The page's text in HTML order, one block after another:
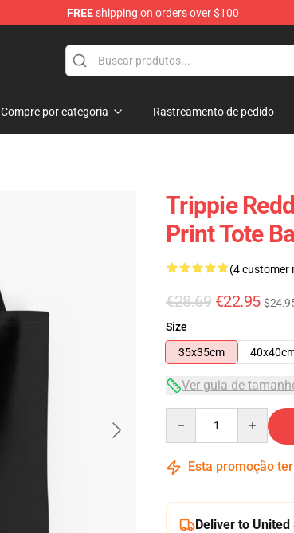
FREEshipping on orders over $100
Compre por categoria Rastreamento de pedido
Trippie
Print Tote
(4 customer
€28.69 €22.95
Size
35x35cm
Ver guia de
Esta promoção
Deliver to United